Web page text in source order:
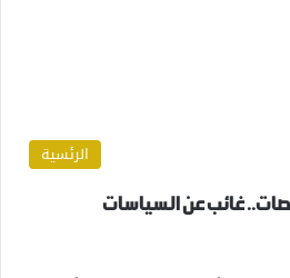
الرئسية
غائب عن السياسات